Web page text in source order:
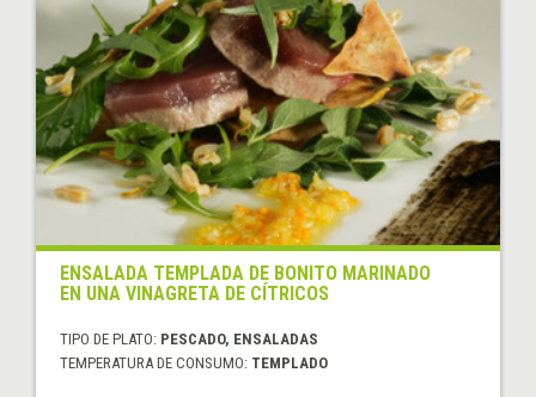
ENSALADA TEMPLADA DE BONITO MARINADO
EN UNA VINAGRETA DE CÍTRICOS
TIPO DE PLATO: PESCADO, ENSALADAS
TEMPERATURA DE CONSUMO: TEMPLADO